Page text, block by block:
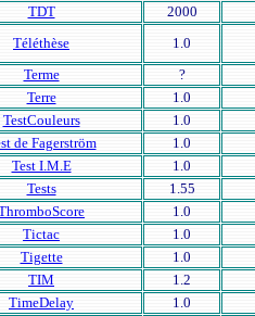
TDT
2000
Téléthèse
1.0
Terme
?
Terre
1.0
TestCouleurs
1.0
de Fagerström
1.0
Test I.M.E
1.0
Tests
1.55
1.0
Tictac
1.0
Tigette
1.0
TIM
1.2
TimeDelay
1.0